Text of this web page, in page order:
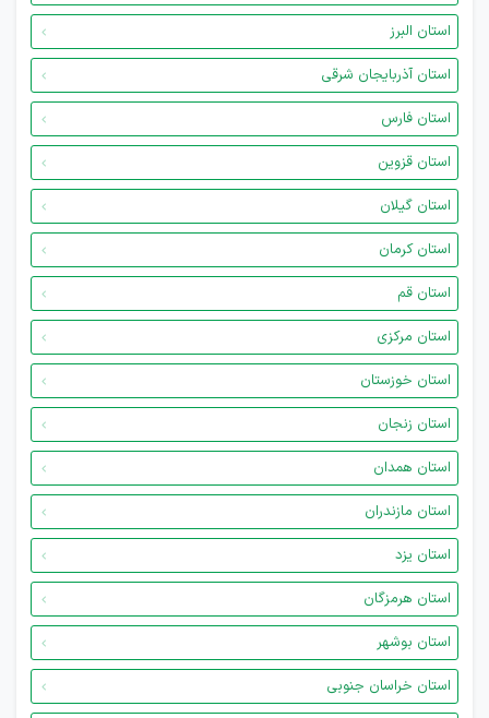
استان البرز
استان آذربایجان شرقی
استان فارس
استان قزوین
استان گیلان
استان کرمان
استان قم
استان مرکزی
استان خوزستان
استان زنجان
استان همدان
استان مازندران
استان یزد
استان هرمزگان
استان بوشهر
استان خراسان جنوبی